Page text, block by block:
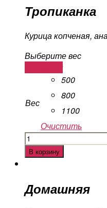
Тропиканка
Курица копченая,
Выберите вес
Вес
500
800
1100
Очистить
Количество
Тропиканка
В корзину
Домашняя